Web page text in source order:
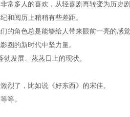
常多人的喜欢，从轻喜剧再转变为历史
和阅历上稍稍有些差距。
的角色总是能够给人带来眼前一亮的感觉
圈的新时代中坚力量。
发展、蒸蒸日上的现状。
烈了，比如说《好东西》的宋佳。
等。